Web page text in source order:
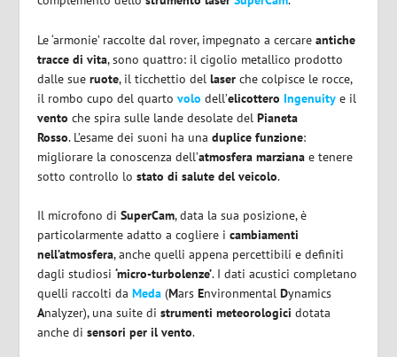
Le ‘armonie’ raccolte dal rover, impegnato a cercareantiche
tracce di vita, sono quattro: il cigolio metallico prodotto
dalle sueruote, il ticchettio dellaser che colpisce le rocce,
il rombo cupo del quartovolo dell’elicottero Ingenuity e il
vento che spira sulle lande desolate delPianeta
Rosso. L’esame dei suoni ha unaduplice funzione:
migliorare la conoscenza dell’atmosfera marziana e tenere
sotto controllo lo stato di salute del veicolo.
Il microfono diSuperCam, data la sua posizione, è
particolarmente adatto a cogliere icambiamenti
nell’atmosfera, anche quelli appena percettibili e definiti
dagli studiosi‘micro-turbolenze’. I dati acustici completano
quelli raccolti daMeda (Mars EnvironmentalDynamics
Analyzer), una suite distrumenti meteorologici dotata
anche disensori per il vento.